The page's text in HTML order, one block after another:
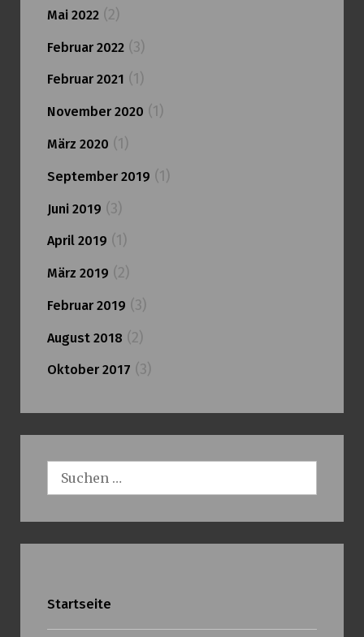
Mai 2022(2)
Februar 2022(3)
Februar 2021 (1)
November 2020 (1)
März 2020 (1)
September 2019 (1)
Juni 2019 (3)
April 2019 (1)
März 2019 (2)
Februar 2019 (3)
August 2018 (2)
Oktober 2017 (3)
Suchen
nach:
Startseite